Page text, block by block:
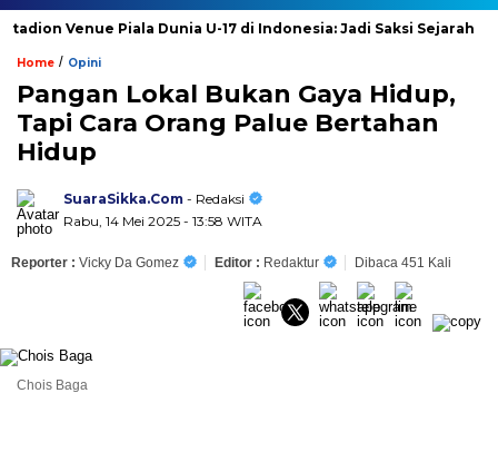
Venue Piala Dunia U-17 di Indonesia: Jadi Saksi Sejarah
Home / Opini
Pangan Lokal Bukan Gaya Hidup,
Tapi Cara Orang Palue Bertahan
Hidup
SuaraSikka.Com - Redaksi
Rabu, 14 Mei 2025 - 13:58 WITA
Reporter : Vicky Da Gomez Editor : Redaktur Dibaca 451 Kali
Chois Baga